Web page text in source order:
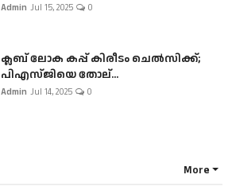
Admin Jul 15, 2025 0
ക്ലബ് ലോക കപ്പ് കിരീടം ചെല്‍സിക്ക്;
പിഎസ്ജിയെ തോല്...
Admin Jul 14, 2025 0
More